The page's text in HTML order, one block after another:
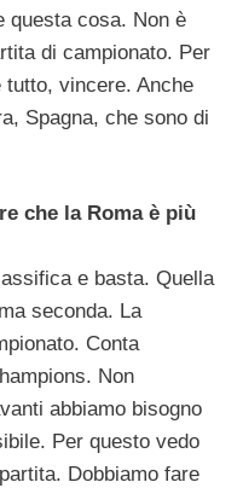
questa cosa. Non è
di campionato. Per
vincere. Anche
Spagna, che sono di
che la Roma è più
e basta. Quella
seconda. La
Conta
Non
abbiamo bisogno
Per questo vedo
Dobbiamo fare